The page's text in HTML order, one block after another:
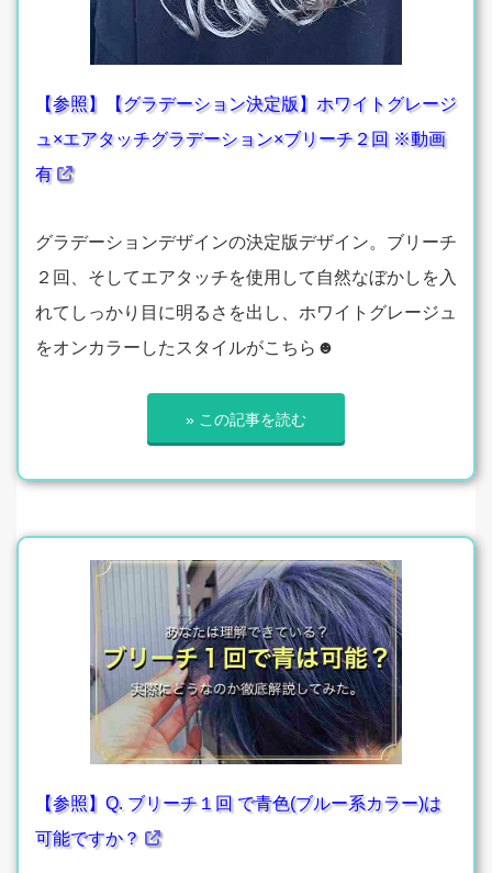
【参照】【グラデーション決定版】ホワイトグレージ
ュ×エアタッチグラデーション×ブリーチ２回 ※動画
有
グラデーションデザインの決定版デザイン。ブリーチ
２回、そしてエアタッチを使用して自然なぼかしを入
れてしっかり目に明るさを出し、ホワイトグレージュ
をオンカラーしたスタイルがこちら☻
» この記事を読む
【参照】Q. ブリーチ１回 で青色(ブルー系カラー)は
可能ですか？